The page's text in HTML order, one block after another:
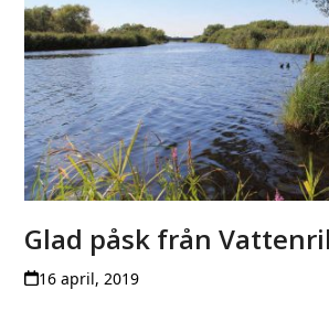
Glad påsk från
16 april, 2019